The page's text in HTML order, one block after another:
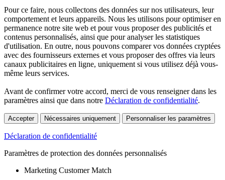
Pour ce faire, nous collectons des données sur nos utilisateurs, leur
comportement et leurs appareils. Nous les utilisons pour optimiser en
permanence notre site web et pour vous proposer des publicités et
contenus personnalisés, ainsi que pour analyser les statistiques
d'utilisation. En outre, nous pouvons comparer vos données cryptées
avec des fournisseurs externes et vous proposer des offres via leurs
canaux publicitaires en ligne, uniquement si vous utilisez déjà vous-
même leurs services.
Avant de confirmer votre accord, merci de vous renseigner dans les
paramètres ainsi que dans notre Déclaration de confidentialité.
Accepter Nécessaires uniquement Personnaliser les paramètres
Déclaration de confidentialité
Paramètres de protection des données personnalisés
Marketing Customer Match